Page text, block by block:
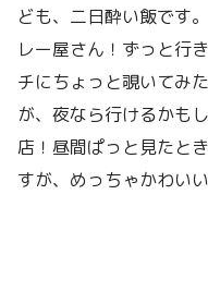
ども、二日酔い飯です
レー屋さん！ずっと行
チにちょっと覗いてみ
が、夜なら行けるかも
店！昼間ぱっと見たと
すが、めっちゃかわい